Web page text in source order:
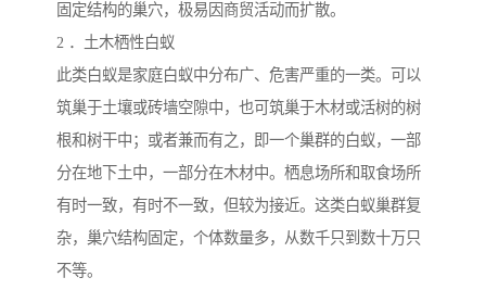
固定结构的巢穴，极易因商贸活动而扩散。
2 ．土木栖性白蚁
此类白蚁是家庭白蚁中分布广、危害严重的一类。可以
筑巢于土壤或砖墙空隙中，也可筑巢于木材或活树的树
根和树干中；或者兼而有之，即一个巢群的白蚁，一部
分在地下土中，一部分在木材中。栖息场所和取食场所
有时一致，有时不一致，但较为接近。这类白蚁巢群复
杂，巢穴结构固定，个体数量多，从数千只到数十万只
不等。